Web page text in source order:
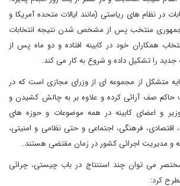
در نظام های ریاستی (مانند ایالات متحده آمریکا و
منتخب پس از مشخص شدن نتیجه انتخابات
همکاران خود در کابینه افتاده و دو ماه پس از
جدید را تشکیل داده و شروع به کار می کند.
متشکل از مجموعه ای از وزرای مجازی است که در
حاکم صف آرائی کرده و علاوه بر به چالش کشیدن و
و اعضای کابینه در همه موضوعات و حوزه های
فرهنگی، اجتماعی و حتی نظامی و امنیتی،
و مدیریت اجرائی کشور در زمان مقتضی هستند.
می توان چند استنتاج در باب چیستی، چرائی
کرد: